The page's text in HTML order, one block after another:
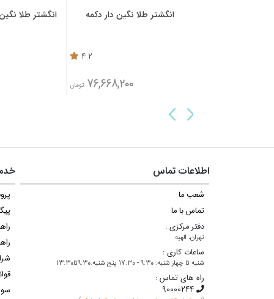
انگشتر طلا نگین دار دکمه
4.2
76,668,200 تومان
انگشتر طلا
اطلاعات تماس
شعب ما
تماس با ما
دفتر مرکزی :
تهران، الهیه
ساعات کاری :
شنبه تا چهار شنبه: 9:30 - 17:30 پنج شنبه:9:30تا13:30
راه های تماس :